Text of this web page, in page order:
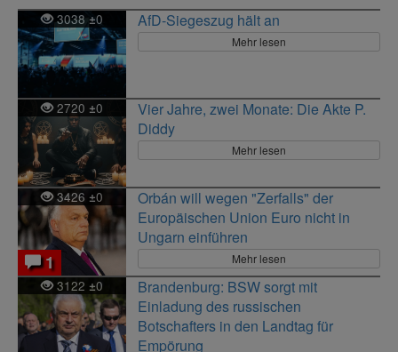
3038 ±0 AfD-Siegeszug hält an
Mehr lesen
2720 ±0
Vier Jahre, zwei Monate: Die Akte P.
Diddy
Mehr lesen
3426 ±0
1
Orbán will wegen "Zerfalls" der
Europäischen Union Euro nicht in
Ungarn einführen
Mehr lesen
3122 ±0
Brandenburg: BSW sorgt mit
Einladung des russischen
Botschafters in den Landtag für
Empörung